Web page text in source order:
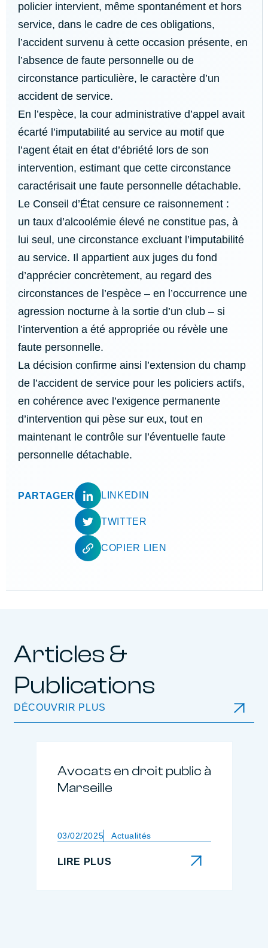
policier intervient, même spontanément et hors
service, dans le cadre de ces obligations,
l’accident survenu à cette occasion présente, en
l’absence de faute personnelle ou de
circonstance particulière, le caractère d’un
accident de service.
En l’espèce, la cour administrative d’appel avait
écarté l’imputabilité au service au motif que
l’agent était en état d’ébriété lors de son
intervention, estimant que cette circonstance
caractérisait une faute personnelle détachable.
Le Conseil d’État censure ce raisonnement :
un taux d’alcoolémie élevé ne constitue pas, à
lui seul, une circonstance excluant l’imputabilité
au service. Il appartient aux juges du fond
d’apprécier concrètement, au regard des
circonstances de l’espèce – en l’occurrence une
agression nocturne à la sortie d’un club – si
l’intervention a été appropriée ou révèle une
faute personnelle.
La décision confirme ainsi l’extension du champ
de l’accident de service pour les policiers actifs,
en cohérence avec l’exigence permanente
d’intervention qui pèse sur eux, tout en
maintenant le contrôle sur l’éventuelle faute
personnelle détachable.
PARTAGER LINKEDIN
TWITTER
COPIER LIEN
Articles &
Publications
DÉCOUVRIR PLUS
Avocats en droit public à
Marseille
03/02/2025 Actualités
LIRE PLUS